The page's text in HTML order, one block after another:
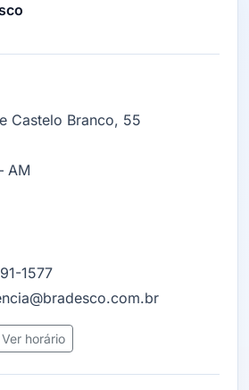
Castelo Branco, 55
AM
1577
Ver horário